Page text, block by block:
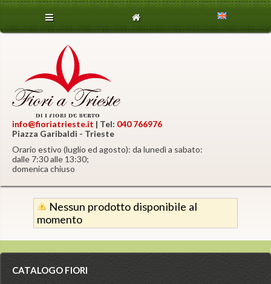
info@fioriatrieste.it | Tel: 040 766976
Piazza Garibaldi - Trieste
Orario estivo (luglio ed agosto): da lunedì a sabato:
dalle 7:30 alle 13:30;
domenica chiuso
Nessun prodotto disponibile al
momento
CATALOGO FIORI